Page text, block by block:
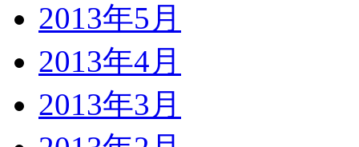
2013年5月
2013年4月
2013年3月